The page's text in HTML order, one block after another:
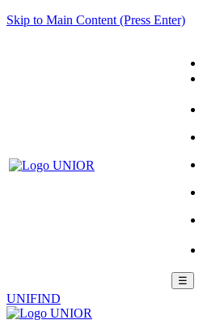
Skip to Main Content (Press Enter)
☰
UNIFIND